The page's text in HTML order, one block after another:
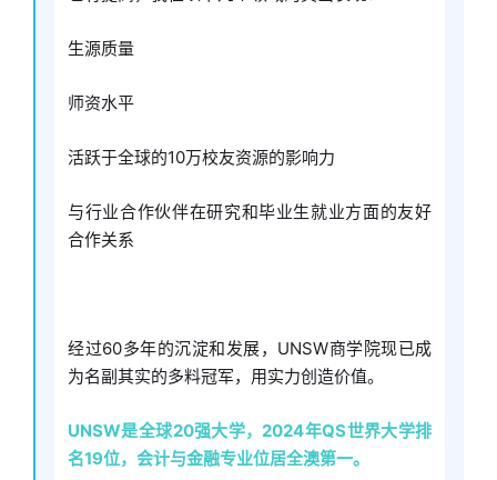
生源质量
师资水平
活跃于全球的10万校友资源的影响力
与行业合作伙伴在研究和毕业生就业方面的友好
合作关系
经过60多年的沉淀和发展，UNSW商学院现已成
为名副其实的多料冠军，用实力创造价值。
UNSW是全球20强大学，2024年QS世界大学排
名19位，会计与金融专业位居全澳第一。